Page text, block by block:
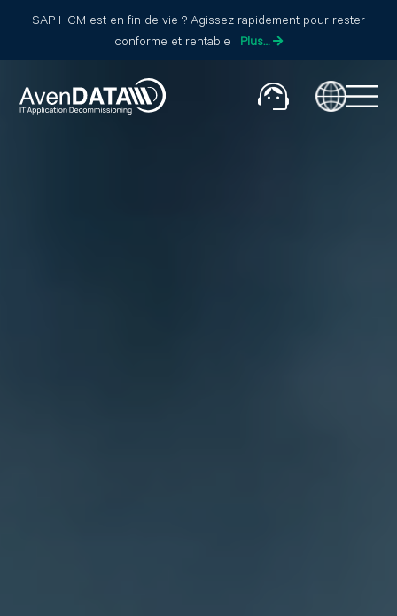
SAP HCM est en fin de vie ? Agissez rapidement pour rester
conforme et rentable
Plus…